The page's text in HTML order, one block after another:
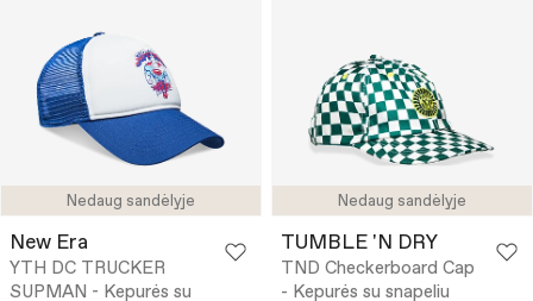
Nedaug sandėlyje
New Era
YTH DC TRUCKER
SUPMAN - Kepurės su
Nedaug sandėlyje
TUMBLE 'N DRY
TND Checkerboard Cap
- Kepurės su snapeliu